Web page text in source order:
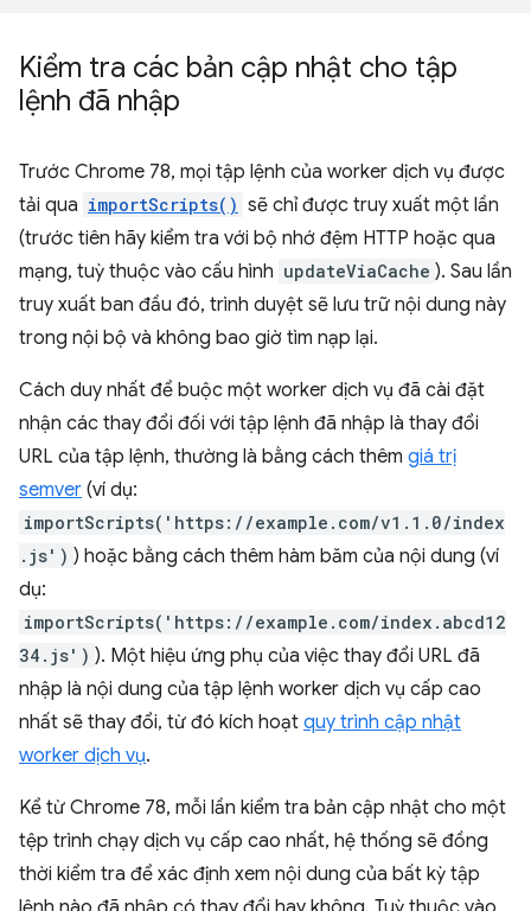
Kiểm tra các bản cập nhật cho tập
lệnh đã nhập
Trước Chrome 78, mọi tập lệnh của worker dịch vụ được
tải qua importScripts() sẽ chỉ được truy xuất một lần
(trước tiên hãy kiểm tra với bộ nhớ đệm HTTP hoặc qua
mạng, tuỳ thuộc vào cấu hình updateViaCache ). Sau lần
truy xuất ban đầu đó, trình duyệt sẽ lưu trữ nội dung này
trong nội bộ và không bao giờ tìm nạp lại.
Cách duy nhất để buộc một worker dịch vụ đã cài đặt
nhận các thay đổi đối với tập lệnh đã nhập là thay đổi
URL của tập lệnh, thường là bằng cách thêm giá trị
semver (ví dụ:
importScripts('https://example.com/v1.1.0/index
.js') ) hoặc bằng cách thêm hàm băm của nội dung (ví
dụ:
importScripts('https://example.com/index.abcd12
34.js') ). Một hiệu ứng phụ của việc thay đổi URL đã
nhập là nội dung của tập lệnh worker dịch vụ cấp cao
nhất sẽ thay đổi, từ đó kích hoạt quy trình cập nhật
worker dịch vụ.
Kể từ Chrome 78, mỗi lần kiểm tra bản cập nhật cho một
tệp trình chạy dịch vụ cấp cao nhất, hệ thống sẽ đồng
thời kiểm tra để xác định xem nội dung của bất kỳ tập